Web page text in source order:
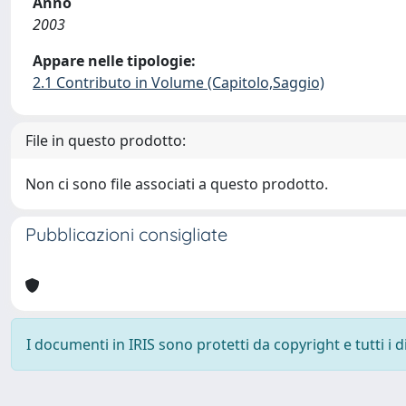
2003
Appare nelle tipologie:
2.1 Contributo in Volume (Capitolo,Saggio)
File in questo prodotto:
Non ci sono file associati a questo prodotto.
Pubblicazioni consigliate
I documenti in IRIS sono protetti da copyright e tutti i